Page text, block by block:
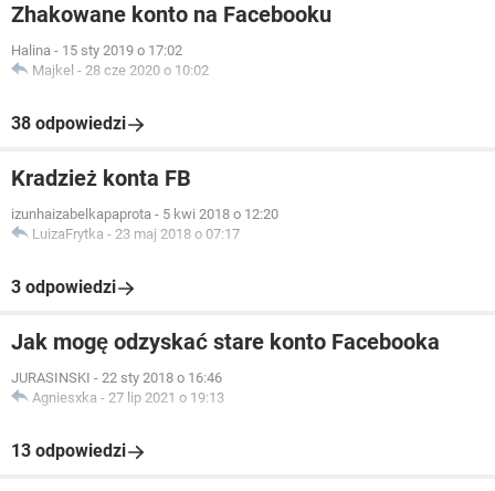
Zhakowane konto na Facebooku
Halina - 15 sty 2019 o 17:02
Majkel - 28 cze 2020 o 10:02
38 odpowiedzi
Kradzież konta FB
izunhaizabelkapaprota - 5 kwi 2018 o 12:20
LuizaFrytka - 23 maj 2018 o 07:17
3 odpowiedzi
Jak mogę odzyskać stare konto Facebooka
JURASINSKI - 22 sty 2018 o 16:46
Agniesxka - 27 lip 2021 o 19:13
13 odpowiedzi